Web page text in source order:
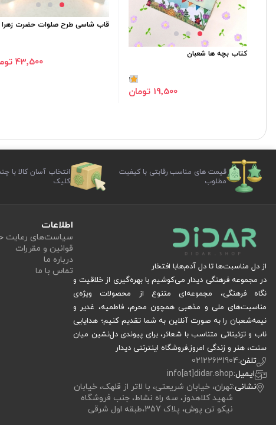
کتاب بچه ها شعبان
1
19٬500 تومان
قاب شاسی طرح صلوات حضرت زهرا
43٬500 تومان
قیمت های مناسب رقابتی با کیفیت
مطلوب
انتخاب آسان کالا با
کلیک
از دل مناسبت‌ها تا دل آدم‌هابا افتخار
در مجموعه فرهنگی دیدار می‌کوشیم با بهره‌گیری از خلاقیت و
نگاه فرهنگی، مجموعه‌ای متنوع از محصولات ویژه‌ی
مناسبت‌های ملی و مذهبی همچون محرم، فاطمیه، غدیر و
نیمه‌شعبان را به صورت آنلاین به شما تقدیم کنیم؛ هدایایی
ناب و تزئیناتی متناسب با شعائر، برای پیوندی دل‌نشین میان
سنت، هنر و زندگی امروز.فروشگاه اینترنتی دیدار
تلفن:02122631904
ایمیل:info[at]didar.shop
نشانی:تهران، خیابان شریعتی، با لاتر از قلهک، خیابان
شهید کلاهدوز، سه راه نشاط، جنب فروشگاه
نیکو تن پوش، پلاک 357،طبقه اول شرقی
اطلاعات
سیاست‏‌های رعایت
قوانین و مقررات
درباره ما
تماس با ما